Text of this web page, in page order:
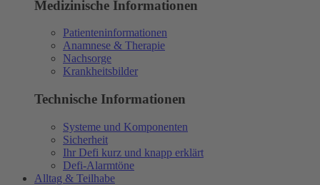
Medizinische Informationen
Patienteninformationen
Anamnese & Therapie
Nachsorge
Krankheitsbilder
Technische Informationen
Systeme und Komponenten
Sicherheit
Ihr Defi kurz und knapp erklärt
Defi-Alarmtöne
Alltag & Teilhabe